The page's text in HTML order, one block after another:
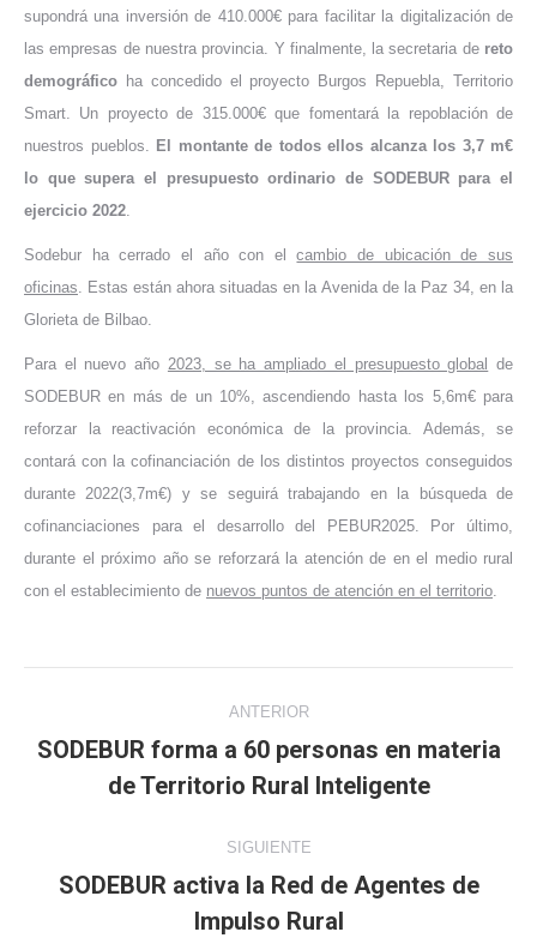
supondrá una inversión de 410.000€ para facilitar la digitalización de
las empresas de nuestra provincia. Y finalmente, la secretaria de reto
demográfico ha concedido el proyecto Burgos Repuebla, Territorio
Smart. Un proyecto de 315.000€ que fomentará la repoblación de
nuestros pueblos. El montante de todos ellos alcanza los 3,7 m€
lo que supera el presupuesto ordinario de SODEBUR para el
ejercicio 2022.
Sodebur ha cerrado el año con elcambio de ubicación de sus
oficinas. Estas están ahora situadas en la Avenida de la Paz 34, en la
Glorieta de Bilbao.
Para el nuevo año 2023, se ha ampliado el presupuesto global
de
SODEBUR en más de un 10%, ascendiendo hasta los 5,6m€ para
reforzar la reactivación económica de la provincia. Además, se
contará con la cofinanciación de los distintos proyectos conseguidos
durante 2022(3,7m€) y se seguirá trabajando en la búsqueda de
cofinanciaciones para el desarrollo del PEBUR2025. Por último,
durante el próximo año se reforzará la atención de en el medio rural
con el establecimiento de nuevos puntos de atención en el territorio.
entre
publicaciones
ANTERIOR
Publicación
anterior:
SODEBUR forma a 60 personas en materia
de Territorio Rural Inteligente
SIGUIENTE
siguiente:
SODEBUR activa la Red de Agentes de
Impulso Rural